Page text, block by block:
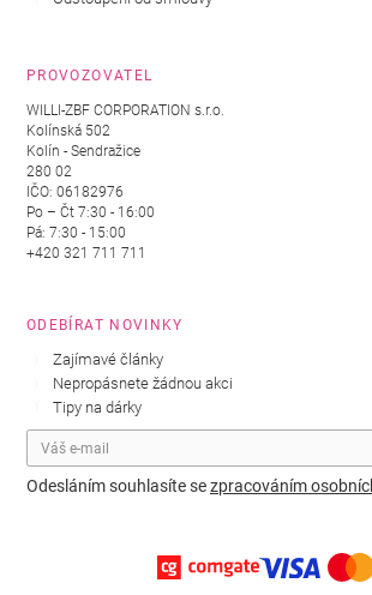
PROVOZOVATEL
WILLI-ZBF CORPORATION s.r.o.
Kolínská 502
Kolín - Sendražice
280 02
IČO: 06182976
Po – Čt 7:30 - 16:00
Pá: 7:30 - 15:00
+420 321 711 711
ODEBÍRAT NOVINKY
Zajímavé články
Nepropásnete žádnou akci
Tipy na dárky
Odesláním souhlasíte sezpracováním